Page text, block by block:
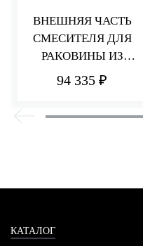
ВНЕШНЯЯ ЧАСТЬ
СМЕСИТЕЛЯ ДЛЯ
РАКОВИНЫ ИЗ
СТЕНЫ 185 ММ
94 335 ₽
КАТАЛОГ